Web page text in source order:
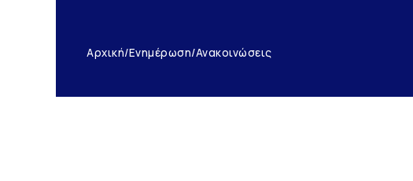
Αρχική/Ενημέρωση/Ανακοινώσεις